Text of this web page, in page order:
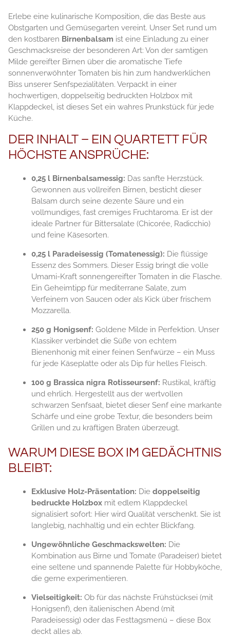
Erlebe eine kulinarische Komposition, die das Beste aus
Obstgarten und Gemüsegarten vereint. Unser Set rund um
den kostbaren Birnenbalsam ist eine Einladung zu einer
Geschmacksreise der besonderen Art: Von der samtigen
Milde gereifter Birnen über die aromatische Tiefe
sonnenverwöhnter Tomaten bis hin zum handwerklichen
Biss unserer Senfspezialitäten. Verpackt in einer
hochwertigen, doppelseitig bedruckten Holzbox mit
Klappdeckel, ist dieses Set ein wahres Prunkstück für jede
Küche.
DER INHALT – EIN QUARTETT FÜR
HÖCHSTE ANSPRÜCHE:
0,25 l Birnenbalsamessig: Das sanfte Herzstück.
Gewonnen aus vollreifen Birnen, besticht dieser
Balsam durch seine dezente Säure und ein
vollmundiges, fast cremiges Fruchtaroma. Er ist der
ideale Partner für Bittersalate (Chicorée, Radicchio)
und feine Käsesorten.
0,25 l Paradeisessig (Tomatenessig): Die flüssige
Essenz des Sommers. Dieser Essig bringt die volle
Umami-Kraft sonnengereifter Tomaten in die Flasche.
Ein Geheimtipp für mediterrane Salate, zum
Verfeinern von Saucen oder als Kick über frischem
Mozzarella.
250 g Honigsenf: Goldene Milde in Perfektion. Unser
Klassiker verbindet die Süße von echtem
Bienenhonig mit einer feinen Senfwürze – ein Muss
für jede Käseplatte oder als Dip für helles Fleisch.
100 g Brassica nigra Rotisseursenf: Rustikal, kräftig
und ehrlich. Hergestellt aus der wertvollen
schwarzen Senfsaat, bietet dieser Senf eine markante
Schärfe und eine grobe Textur, die besonders beim
Grillen und zu kräftigen Braten überzeugt.
WARUM DIESE BOX IM GEDÄCHTNIS
BLEIBT:
Exklusive Holz-Präsentation: Die doppelseitig
bedruckte Holzbox mit edlem Klappdeckel
signalisiert sofort: Hier wird Qualität verschenkt. Sie ist
langlebig, nachhaltig und ein echter Blickfang.
Ungewöhnliche Geschmackswelten: Die
Kombination aus Birne und Tomate (Paradeiser) bietet
eine seltene und spannende Palette für Hobbyköche,
die gerne experimentieren.
Vielseitigkeit: Ob für das nächste Frühstücksei (mit
Honigsenf), den italienischen Abend (mit
Paradeisessig) oder das Festtagsmenü – diese Box
deckt alles ab.